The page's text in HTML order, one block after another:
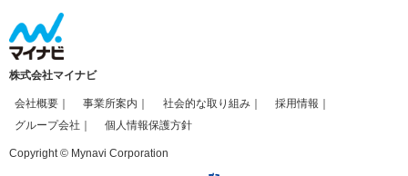
株式会社マイナビ
会社概要 事業所案内 社会的な取り組み
採用情報
グループ会社
個人情報保護方針
Copyright © Mynavi Corporation